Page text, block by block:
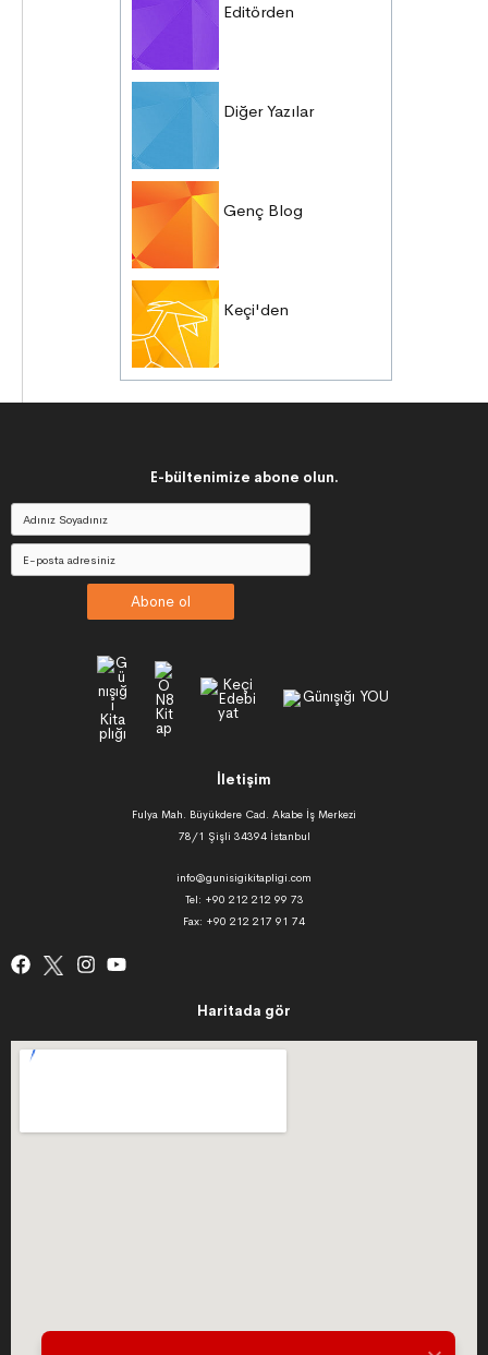
Editörden
Diğer Yazılar
Genç Blog
Keçi'den
E-bültenimize abone olun.
Abone ol
İletişim
Fulya Mah. Büyükdere Cad. Akabe İş Merkezi
78/1 Şişli 34394 İstanbul
info@gunisigikitapligi.com
Tel: +90 212 212 99 73
Fax: +90 212 217 91 74
Haritada gör